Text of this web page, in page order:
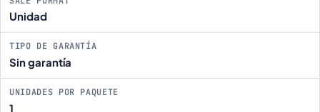
Unidad
TIPO DE GARANTÍA
Sin garantía
UNIDADES POR PAQUETE
1